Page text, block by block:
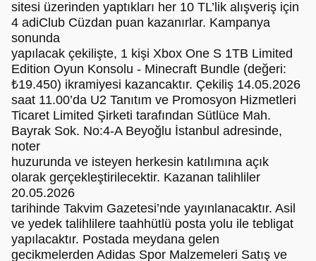
sitesi üzerinden yaptıkları her 10 TL’lik alışveriş için
4 adiClub Cüzdan puan kazanırlar. Kampanya
sonunda
yapılacak çekilişte, 1 kişi Xbox One S 1TB Limited
Edition Oyun Konsolu - Minecraft Bundle (değeri:
₺19.450) ikramiyesi kazancaktır. Çekiliş 14.05.2026
saat 11.00’da U2 Tanıtım ve Promosyon Hizmetleri
Ticaret Limited Şirketi tarafından Sütlüce Mah.
Bayrak Sok. No:4-A Beyoğlu İstanbul adresinde,
noter
huzurunda ve isteyen herkesin katılımına açık
olarak gerçekleştirilecektir. Kazanan talihliler
20.05.2026
tarihinde Takvim Gazetesi’nde yayınlanacaktır. Asil
ve yedek talihlilere taahhütlü posta yolu ile tebligat
yapılacaktır. Postada meydana gelen
gecikmelerden Adidas Spor Malzemeleri Satış ve